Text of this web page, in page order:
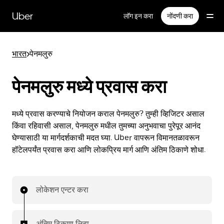
सामग्रीवरUber लॉग इन करा नोंदणी करा
भारत>पेनमलुरु
पेनमलुरु मध्ये प्रवास करा
मध्ये प्रवास करण्याचे नियोजन कराल पेनमलुरु? तुम्ही व्हिजिटर असाल
किंवा रहिवासी असाल, पेनमलुरु मधील तुमच्या अनुभवाचा पुरेपूर आनंद
घेण्यासाठी या मार्गदर्शकाची मदत घ्या. Uber वापरून विमानतळावरून
हॉटेलपर्यंत प्रवास करा आणि लोकप्रिय मार्ग आणि अंतिम ठिकाणे शोधा.
लोकेशन एन्टर करा